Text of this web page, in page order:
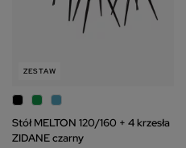
ZESTAW
Stół MELTON 120/160 + 4 krzesła
ZIDANE czarny